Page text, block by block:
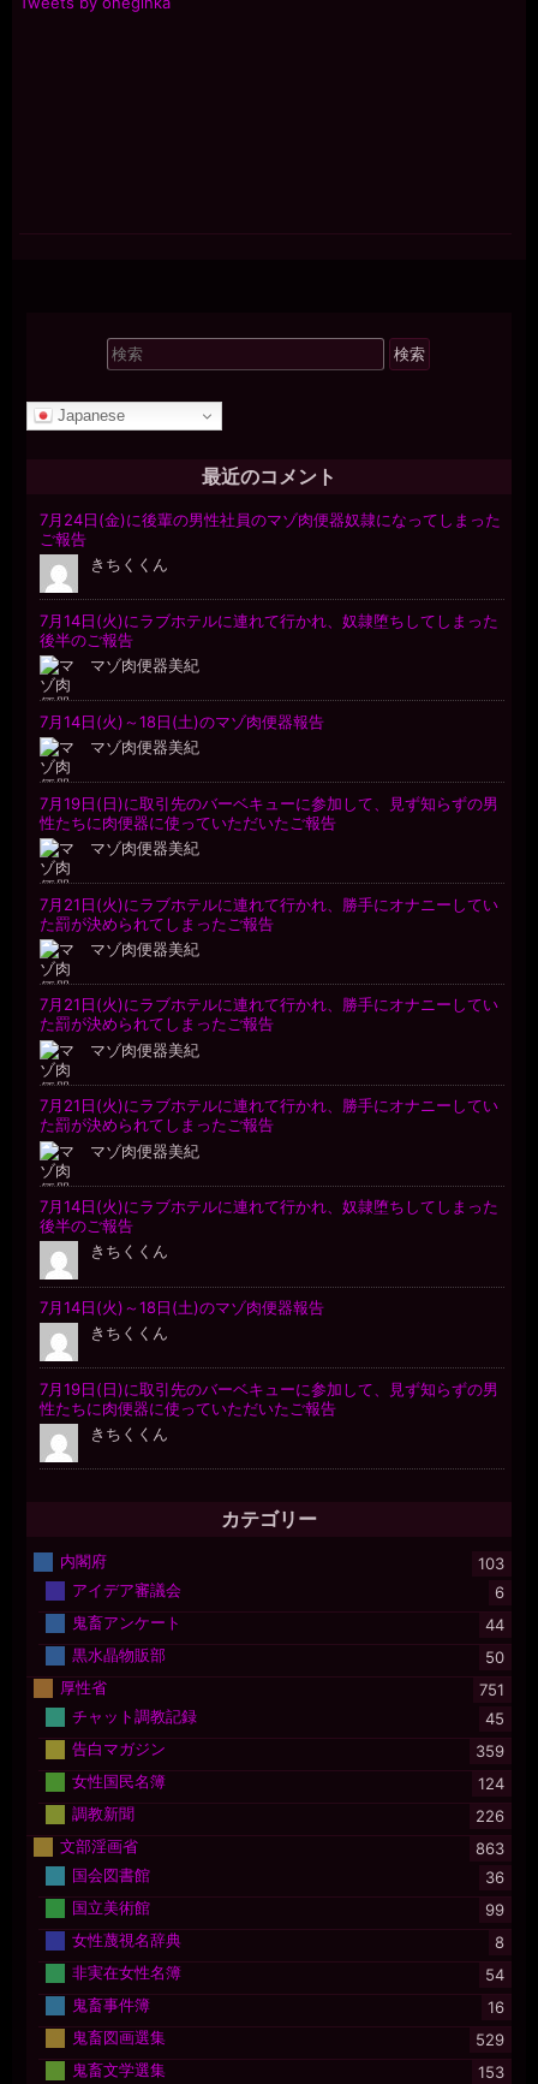
検
索
象:
Japanese
最近のコメント
カテゴリー
内閣府
103
アイデア審議会
6
鬼畜アンケート
44
黒水晶物販部
50
厚性省
751
チャット調教記録
45
告白マガジン
359
女性国民名簿
124
調教新聞
226
文部淫画省
863
国会図書館
36
国立美術館
99
女性蔑視名辞典
8
非実在女性名簿
54
鬼畜事件簿
16
鬼畜図画選集
529
鬼畜文学選集
153